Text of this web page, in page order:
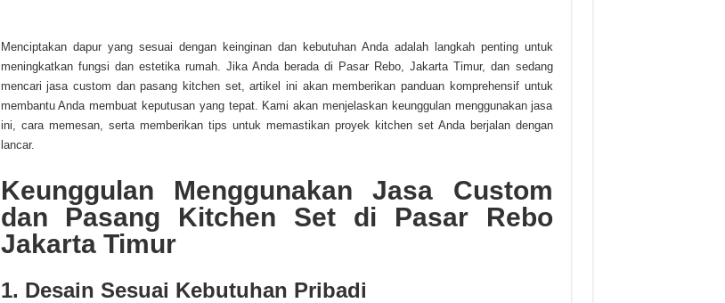
Menciptakan dapur yang sesuai dengan keinginan dan kebutuhan Anda adalah langkah penting untuk
meningkatkan fungsi dan estetika rumah. Jika Anda berada di Pasar Rebo, Jakarta Timur, dan sedang
mencari jasa custom dan pasang kitchen set, artikel ini akan memberikan panduan komprehensif untuk
membantu Anda membuat keputusan yang tepat. Kami akan menjelaskan keunggulan menggunakan jasa
ini, cara memesan, serta memberikan tips untuk memastikan proyek kitchen set Anda berjalan dengan
lancar.
Keunggulan Menggunakan Jasa Custom
dan Pasang Kitchen Set di Pasar Rebo
Jakarta Timur
1. Desain Sesuai Kebutuhan Pribadi